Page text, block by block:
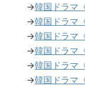
→韓国ドラマ
→韓国ドラマ
→韓国ドラマ
→韓国ドラマ
→韓国ドラマ
→韓国ドラマ